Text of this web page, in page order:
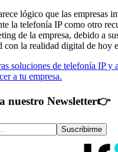
lógico que las empresas
la telefonía IP como otro
de la empresa, debido a
con la realidad digital de hoy
soluciones de telefonía IP y
a tu empresa.
nuestro Newsletter👉
Suscribirme